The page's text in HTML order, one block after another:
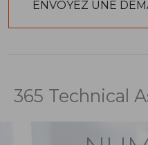
365 Technical